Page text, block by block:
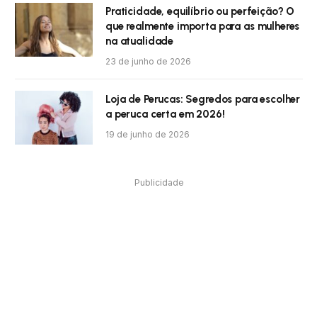
Praticidade, equilíbrio ou perfeição? O
que realmente importa para as mulheres
na atualidade
23 de junho de 2026
Loja de Perucas: Segredos para escolher
a peruca certa em 2026!
19 de junho de 2026
Publicidade